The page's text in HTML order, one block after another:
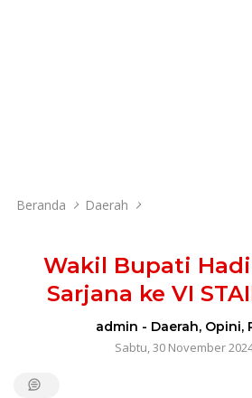
Beranda Daerah
Wakil Bupati
Sarjana ke VI
admin - Daerah, Opini,
Sabtu, 30 November